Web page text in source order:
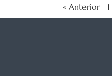
« Anterior 1